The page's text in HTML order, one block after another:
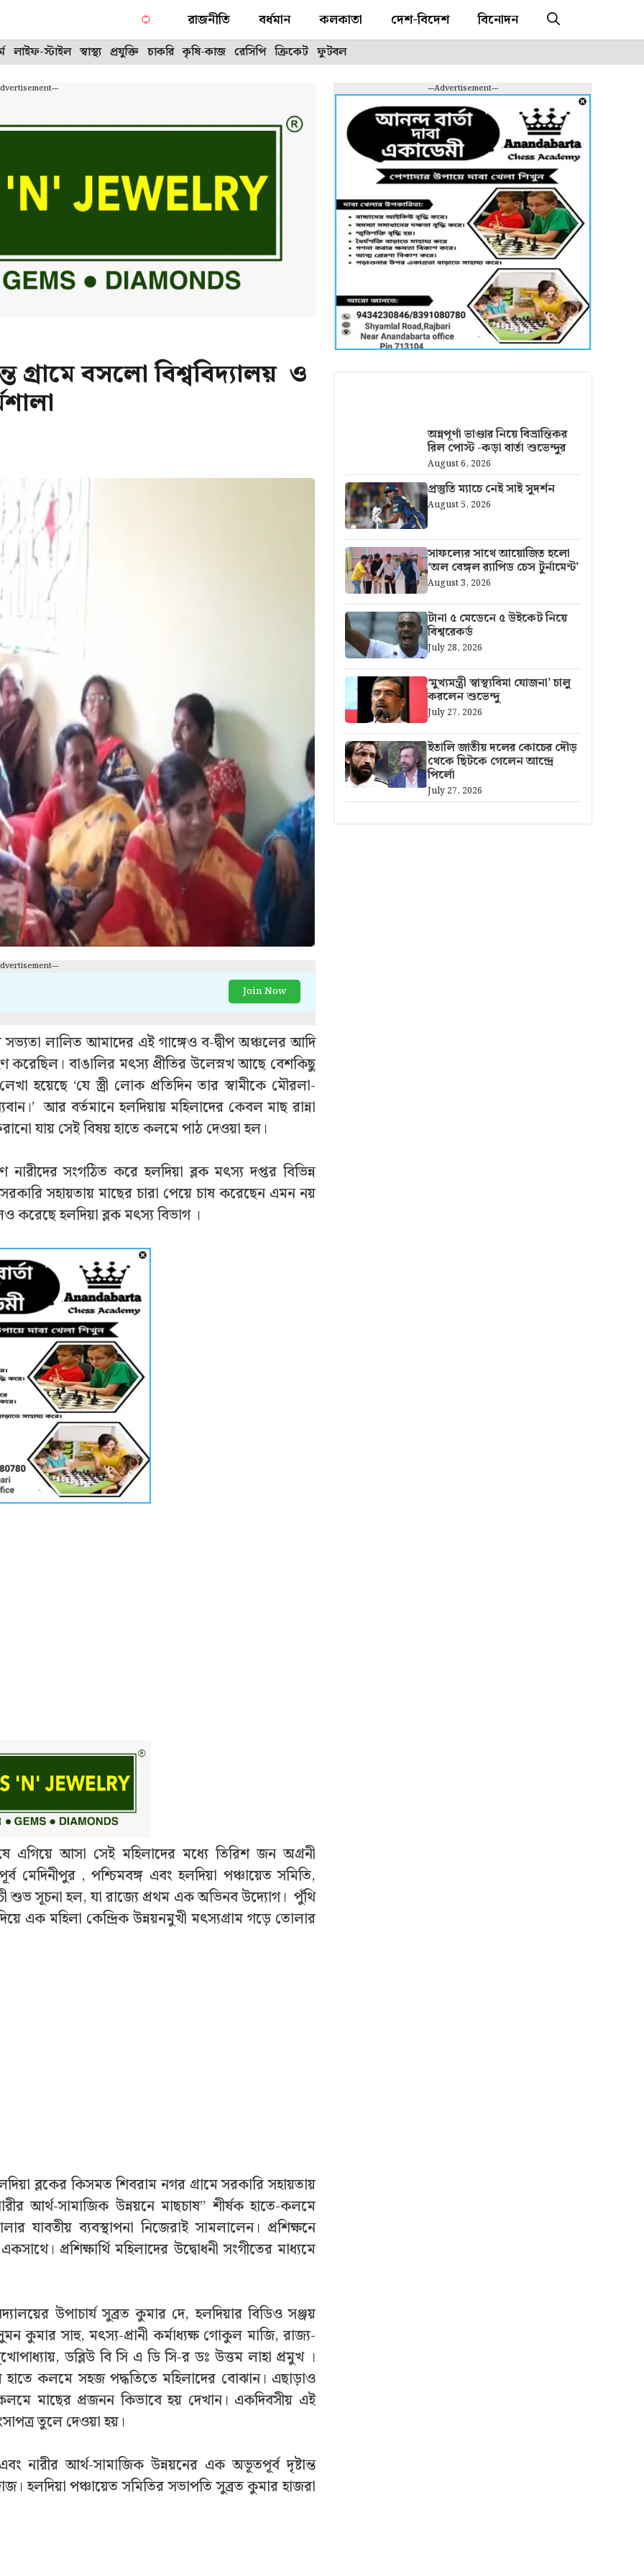
রাজনীতি বর্ধমান কলকাতা দেশ-বিদেশ বিনোদন
লাইফ-স্টাইল স্বাস্থ্য প্রযুক্তি চাকরি কৃষি-কাজ রেসিপি ক্রিকেট ফুটবল
গ্রামে বসলো বিশ্ববিদ্যালয় ও
Join Now
সভ্যতা লালিত আমাদের এই গাঙ্গেও ব-দ্বীপ অঞ্চলের আদি
করেছিল। বাঙালির মৎস্য প্রীতির উলেস্নখ আছে বেশকিছু
লেখা হয়েছে ‘যে স্ত্রী লোক প্রতিদিন তার স্বামীকে মৌরলা-
আর বর্তমানে হলদিয়ায় মহিলাদের কেবল মাছ রান্না
যায় সেই বিষয় হাতে কলমে পাঠ দেওয়া হল।
নারীদের সংগঠিত করে হলদিয়া ব্লক মৎস্য দপ্তর বিভিন্ন
সহায়তায় মাছের চারা পেয়ে চাষ করেছেন এমন নয়
করেছে হলদিয়া ব্লক মৎস্য বিভাগ ।
এগিয়ে আসা সেই মহিলাদের মধ্যে তিরিশ জন অগ্রনী
পূর্ব মেদিনীপুর , পশ্চিমবঙ্গ এবং হলদিয়া পঞ্চায়েত সমিতি,
শুভ সূচনা হল, যা রাজ্যে প্রথম এক অভিনব উদ্যোগ। পুঁথি
এক মহিলা কেন্দ্রিক উন্নয়নমুখী মৎস্যগ্রাম গড়ে তোলার
ব্লকের কিসমত শিবরাম নগর গ্রামে সরকারি সহায়তায়
আর্থ-সামাজিক উন্নয়নে মাছচাষ” শীর্ষক হাতে-কলমে
যাবতীয় ব্যবস্থাপনা নিজেরাই সামলালেন। প্রশিক্ষনে
প্রশিক্ষার্থি মহিলাদের উদ্বোধনী সংগীতের মাধ্যমে
উপাচার্য সুব্রত কুমার দে, হলদিয়ার বিডিও সঞ্জয়
কুমার সাহু, মৎস্য-প্রানী কর্মাধ্যক্ষ গোকুল মাজি, রাজ্য-
ডব্লিউ বি সি এ ডি সি-র ডঃ উত্তম লাহা প্রমুখ ।
হাতে কলমে সহজ পদ্ধতিতে মহিলাদের বোঝান। এছাড়াও
মাছের প্রজনন কিভাবে হয় দেখান। একদিবসীয় এই
তুলে দেওয়া হয়।
নারীর আর্থ-সামাজিক উন্নয়নের এক অভূতপূর্ব দৃষ্টান্ত
হলদিয়া পঞ্চায়েত সমিতির সভাপতি সুব্রত কুমার হাজরা
---Advertisement---
অন্নপূর্ণা ভাণ্ডার নিয়ে বিভ্রান্তিকর
রিল পোস্ট -কড়া বার্তা শুভেন্দুর
August 6, 2026
প্রস্তুতি ম্যাচে নেই সাই সুদর্শন
August 5, 2026
সাফল্যের সাথে আয়োজিত হলো
‘অল বেঙ্গল র‍্যাপিড চেস টুর্নামেন্ট’
August 3, 2026
টানা ৫ মেডেনে ৫ উইকেট নিয়ে
বিশ্বরেকর্ড
July 28, 2026
‘মুখ্যমন্ত্রী স্বাস্থ্যবিমা যোজনা’ চালু
করলেন শুভেন্দু
July 27, 2026
ইতালি জাতীয় দলের কোচের দৌড়
থেকে ছিটকে গেলেন আন্দ্রে
পির্লো
July 27, 2026